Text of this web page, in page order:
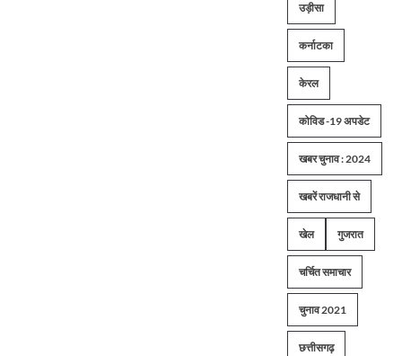
उड़ीसा
कर्नाटका
केरल
कोविड -19 अपडेट
खबर चुनाव : 2024
खबरें राजधानी से
खेल गुजरात
चर्चित समाचार
चुनाव 2021
छत्तीसगढ़